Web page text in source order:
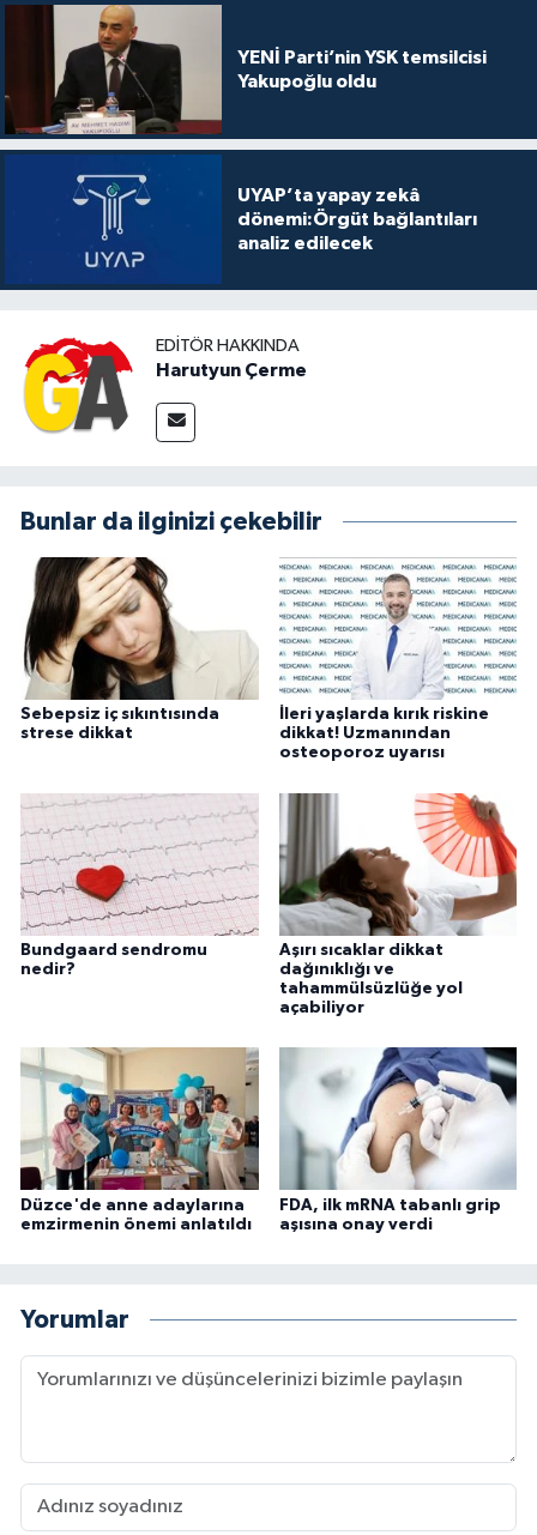
YENİ Parti’nin YSK temsilcisi
Yakupoğlu oldu
UYAP’ta yapay zekâ
dönemi:Örgüt bağlantıları
analiz edilecek
EDITÖR HAKKINDA
Harutyun Çerme
Bunlar da ilginizi çekebilir
Sebepsiz iç sıkıntısında
strese dikkat
İleri yaşlarda kırık riskine
dikkat! Uzmanından
osteoporoz uyarısı
Bundgaard sendromu
nedir?
Aşırı sıcaklar dikkat
dağınıklığı ve
tahammülsüzlüğe yol
açabiliyor
Düzce'de anne adaylarına
emzirmenin önemi anlatıldı
FDA, ilk mRNA tabanlı grip
aşısına onay verdi
Yorumlar